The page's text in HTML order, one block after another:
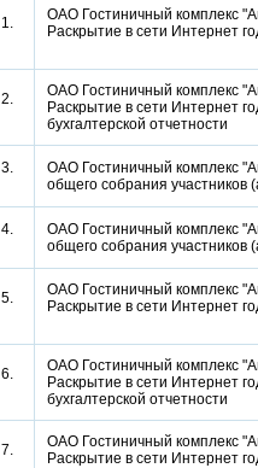
1.
ОАО Гостиничный комплекс
Раскрытие в сети Интернет
2.
ОАО Гостиничный комплекс
Раскрытие в сети Интернет
бухгалтерской отчетности
3.
ОАО Гостиничный комплекс
общего собрания
4.
ОАО Гостиничный комплекс
общего собрания
5.
ОАО Гостиничный комплекс
Раскрытие в сети Интернет
6.
ОАО Гостиничный комплекс
Раскрытие в сети Интернет
бухгалтерской отчетности
7.
ОАО Гостиничный комплекс
Раскрытие в сети Интернет